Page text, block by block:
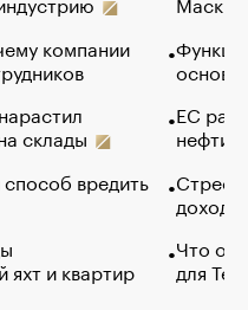
компании
склады
вредить
и квартир
основ
ЕС
нефти
Что
для